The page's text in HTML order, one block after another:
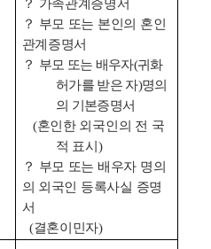
？ 가족관계증명서
？ 부모 또는 본인의 혼인
관계증명서
？ 부모 또는 배우자(귀화
허가를 받은 자)명의
의 기본증명서
(혼인한 외국인의 전 국
적 표시 )
？ 부모 또는 배우자 명의
의 외국인 등록사실 증명
서
(결혼이민자)